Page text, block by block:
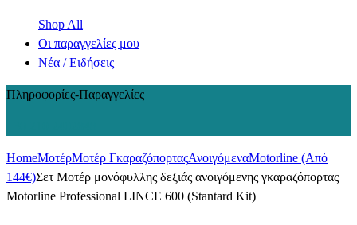
Shop All
Οι παραγγελίες μου
Νέα / Ειδήσεις
Πληροφορίες-Παραγγελίες
HomeΜοτέρΜοτέρ ΓκαραζόπορταςΑνοιγόμεναMotorline (Από
144€)Σετ Μοτέρ μονόφυλλης δεξιάς ανοιγόμενης γκαραζόπορτας
Motorline Professional LINCE 600 (Stantard Kit)